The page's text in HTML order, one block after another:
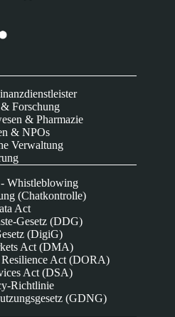
Forschung
& Pharmazie
& NPOs
Verwaltung
Whistleblowing
(Chatkontrolle)
Act
Gesetz (DDG)
(DigiG)
Act (DMA)
Act (DORA)
Act (DSA)
Richtlinie
(GDNG)